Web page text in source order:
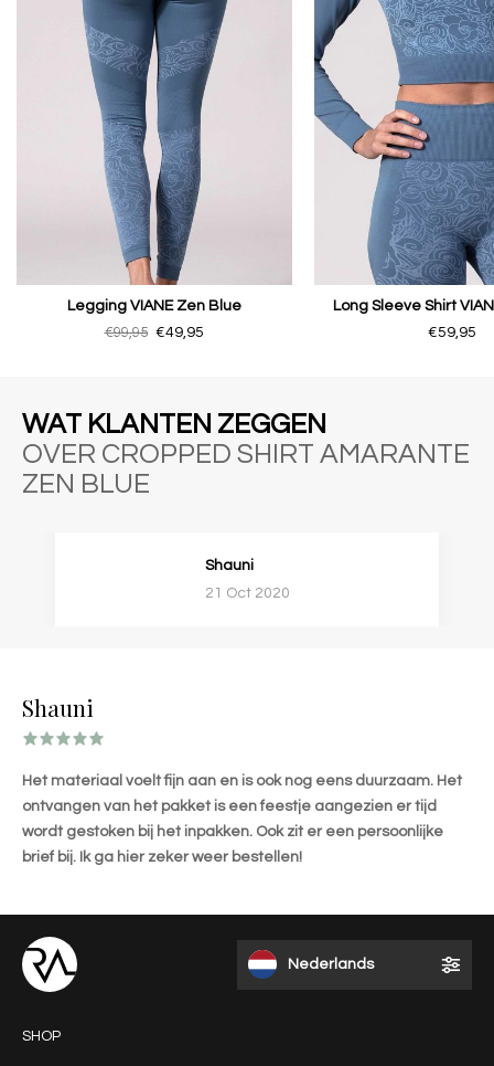
Legging VIANE Zen Blue
€99,95 €49,95
Long Sleeve Shirt
€59,95
WAT KLANTEN ZEGGEN
OVER CROPPED SHIRT AMARANTE
ZEN BLUE
Shauni
21 Oct 2020
Shauni
Het materiaal voelt fijn aan en is ook nog eens duurzaam. Het
ontvangen van het pakket is een feestje aangezien er tijd
wordt gestoken bij het inpakken. Ook zit er een persoonlijke
brief bij. Ik ga hier zeker weer bestellen!
Nederlands
SHOP